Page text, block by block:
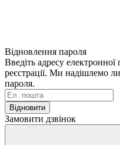
Відновлення пароля
Введіть адресу
реєстрації. Ми надішлемо
пароля.
Відновити
Замовити дзвінок